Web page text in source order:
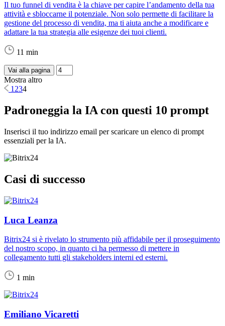
Il tuo funnel di vendita è la chiave per capire l’andamento della tua
attività e sbloccarne il potenziale. Non solo permette di facilitare la
gestione del processo di vendita, ma ti aiuta anche a modificare e
adattare la tua strategia alle esigenze dei tuoi clienti.
11 min
Vai alla pagina
Mostra altro
1 234
Padroneggia la IA con questi 10 prompt
Inserisci il tuo indirizzo email per scaricare un elenco di prompt
essenziali per la IA.
Casi di successo
Luca Leanza
Bitrix24 si è rivelato lo strumento più affidabile per il proseguimento
del nostro scopo, in quanto ci ha permesso di mettere in
collegamento tutti gli stakeholders interni ed esterni.
1 min
Emiliano Vicaretti